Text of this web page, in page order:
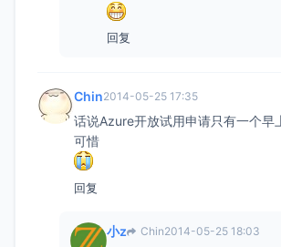
回复
Chin2014-05-25 17:35
话说Azure开放试用申请只有一个早
可惜
回复
小z Chin2014-05-25 18:03